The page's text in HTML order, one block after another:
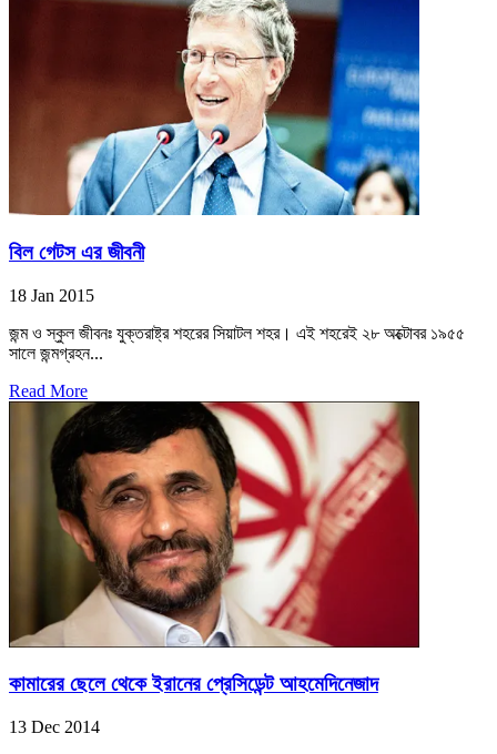
বিল গেটস এর জীবনী
18 Jan 2015
জন্ম ও স্কুল জীবনঃ যুক্তরাষ্ট্র শহরের সিয়াটল শহর। এই শহরেই ২৮ অক্টোবর ১৯৫৫
সালে জন্মগ্রহন...
Read More
কামারের ছেলে থেকে ইরানের প্রেসিডেন্ট আহমেদিনেজাদ
13 Dec 2014